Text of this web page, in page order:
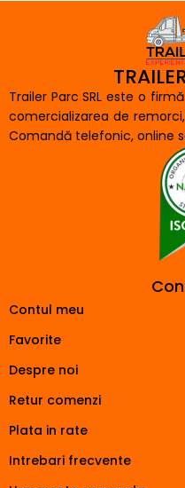
Trailer Parc SRL este o
comercializarea de
Comandă telefonic, online
Contul meu
Favorite
Despre noi
Retur comenzi
Plata in rate
Intrebari frecvente